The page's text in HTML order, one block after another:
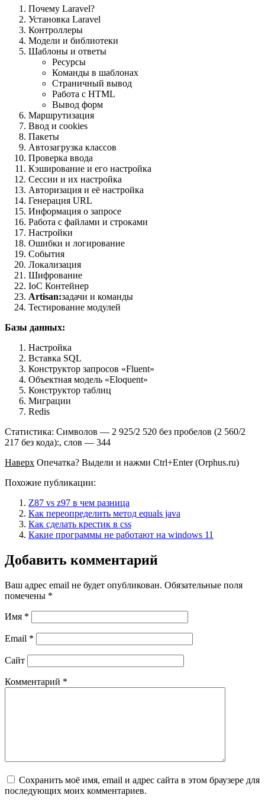
Почему Laravel?
Установка Laravel
Контроллеры
Модели и библиотеки
Шаблоны и ответы
Ресурсы
Команды в шаблонах
Страничный вывод
Работа с HTML
Вывод форм
Маршрутизация
Ввод и cookies
Пакеты
Автозагрузка классов
Проверка ввода
Кэширование и его настройка
Сессии и их настройка
Авторизация и её настройка
Генерация URL
Информация о запросе
Работа с файлами и строками
Настройки
Ошибки и логирование
События
Локализация
Шифрование
IoC Контейнер
Artisan:задачи и команды
Тестирование модулей
Базы данных:
Настройка
Вставка SQL
Конструктор запросов «Fluent»
Объектная модель «Eloquent»
Конструктор таблиц
Миграции
Redis
Статистика: Символов — 2 925/2 520 без пробелов (2 560/2
217 без кода):, слов — 344
Наверх Опечатка? Выдели и нажми Ctrl+Enter (Orphus.ru)
Похожие публикации:
Z87 vs z97 в чем разница
Как переопределить метод equals java
Как сделать крестик в css
Какие программы не работают на windows 11
Добавить комментарий
Ваш адрес email не будет опубликован. Обязательные поля
помечены *
Имя *
Email *
Сайт
Комментарий *
Сохранить моё имя, email и адрес сайта в этом браузере для
последующих моих комментариев.